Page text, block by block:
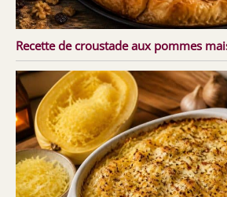
Recette de croustade aux pommes